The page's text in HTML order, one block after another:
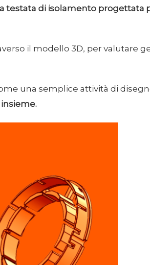
testata di isolamento progettata
il modello 3D, per valutare
una semplice attività di